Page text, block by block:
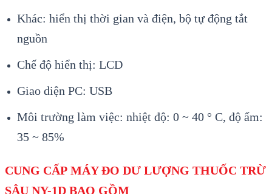
Khác: hiển thị thời gian và điện, bộ tự động tắt
nguồn
Chế độ hiển thị: LCD
Giao diện PC: USB
Môi trường làm việc: nhiệt độ: 0 ~ 40 ° C, độ ẩm:
35 ~ 85%
CUNG CẤP MÁY ĐO DƯ LƯỢNG THUỐC TRỪ
SÂU NY-1D BAO GỒM